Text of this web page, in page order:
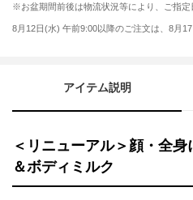
※お盆期間前後は物流状況等により、ご指定
8月12日(水) 午前9:00以降のご注文は、8月
アイテム説明
＜リニューアル＞顔・全
＆ボディミルク